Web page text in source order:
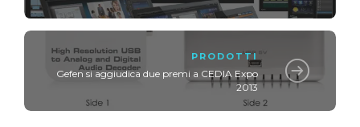
PRODOTTI
Gefen si aggiudica due premi a CEDIA Expo
2013